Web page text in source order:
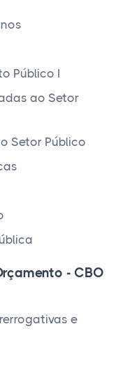
Público I
ao Setor
Setor Público
- CBO
e